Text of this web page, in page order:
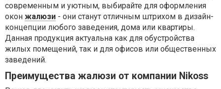
современным и уютным, выбирайте для оформления
окон жалюзи - они станут отличным штрихом в дизайн-
концепции любого заведения, дома или квартиры.
Данная продукция актуальна как для обустройства
жилых помещений, так и для офисов или общественных
заведений.
Преимущества жалюзи от компании Nikoss